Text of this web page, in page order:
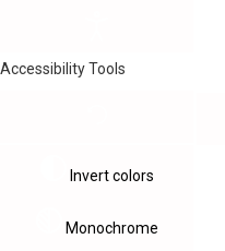
Accessibility Tools
Invert colors
Monochrome